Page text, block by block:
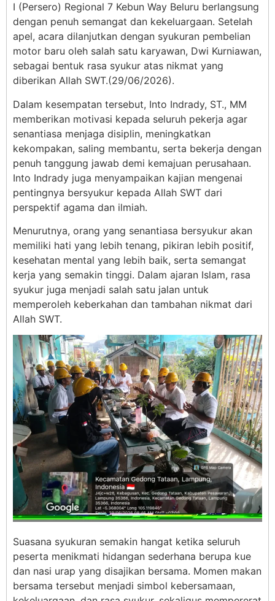
I (Persero) Regional 7 Kebun Way Beluru berlangsung
dengan penuh semangat dan kekeluargaan. Setelah
apel, acara dilanjutkan dengan syukuran pembelian
motor baru oleh salah satu karyawan, Dwi Kurniawan,
sebagai bentuk rasa syukur atas nikmat yang
diberikan Allah SWT.(29/06/2026).
Dalam kesempatan tersebut, Into Indrady, ST., MM
memberikan motivasi kepada seluruh pekerja agar
senantiasa menjaga disiplin, meningkatkan
kekompakan, saling membantu, serta bekerja dengan
penuh tanggung jawab demi kemajuan perusahaan.
Into Indrady juga menyampaikan kajian mengenai
pentingnya bersyukur kepada Allah SWT dari
perspektif agama dan ilmiah.
Menurutnya, orang yang senantiasa bersyukur akan
memiliki hati yang lebih tenang, pikiran lebih positif,
kesehatan mental yang lebih baik, serta semangat
kerja yang semakin tinggi. Dalam ajaran Islam, rasa
syukur juga menjadi salah satu jalan untuk
memperoleh keberkahan dan tambahan nikmat dari
Allah SWT.
Suasana syukuran semakin hangat ketika seluruh
peserta menikmati hidangan sederhana berupa kue
dan nasi urap yang disajikan bersama. Momen makan
bersama tersebut menjadi simbol kebersamaan,